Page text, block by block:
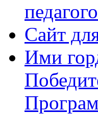
Сайт
Ими